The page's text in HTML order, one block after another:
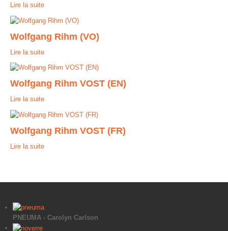
Versions DE
Contact
Lire la suite
Wolfgang Rihm (VO)
Lire la suite
Wolfgang Rihm VOST (EN)
Lire la suite
Wolfgang Rihm VOST (FR)
Lire la suite
PNEUMA - Carolyn Carlson